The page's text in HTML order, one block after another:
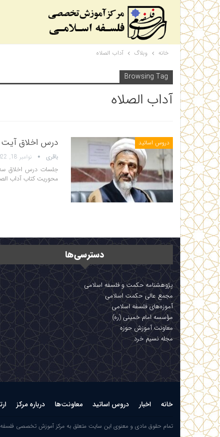
خانه وبلاگ آداب الصلاه
Browsing Tag
آداب الصلاه
دروس اساتید درس اخلاق آیت
باقری نوامبر 18, 2022
جلسات درس اخلاق
محوریت کتاب آداب
دسترسی‌ها
پژوهشنامه حکمت و فلسفه اسلامی
مجمع عالی حکمت اسلامی
آموزه‌های فلسفه اسلامی
مؤسسه امام خمینی (ره)
معاونت آموزش حوزه
مجله نسیم خرد
خانه اخبار دروس اساتید معاونت‌ها درباره مرکز
تمام حقوق مادی و معنوی این سایت متعلق به مرکز آموزش تخصصی